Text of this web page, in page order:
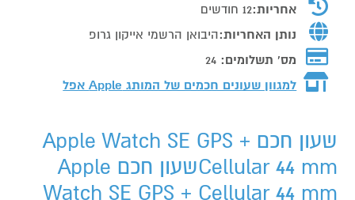
אחריות:12 חודשים
נותן האחריות:היבואן הרשמי אייקון גרופ
מס' תשלומים: 24
למגוון שעונים חכמים של המותג Apple אפל
שעון חכם Apple Watch SE GPS +
Cellular 44 mmשעון חכם Apple
Watch SE GPS + Cellular 44 mm